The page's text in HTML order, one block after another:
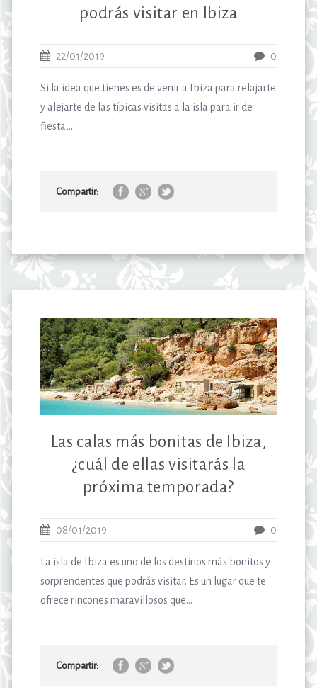
podrás visitar en Ibiza
22/01/2019 0
Si la idea que tienes es de venir a Ibiza para relajarte
y alejarte de las típicas visitas a la isla para ir de
fiesta,...
Compartir:
Las calas más bonitas de Ibiza,
¿cuál de ellas visitarás la
próxima temporada?
08/01/2019 0
La isla de Ibiza es uno de los destinos más bonitos y
sorprendentes que podrás visitar. Es un lugar que te
ofrece rincones maravillosos que...
Compartir: